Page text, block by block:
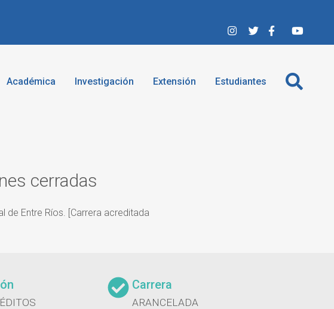
Académica Investigación Extensión Estudiantes
cerradas
de Entre Ríos. [Carrera acreditada
Carrera
ARANCELADA